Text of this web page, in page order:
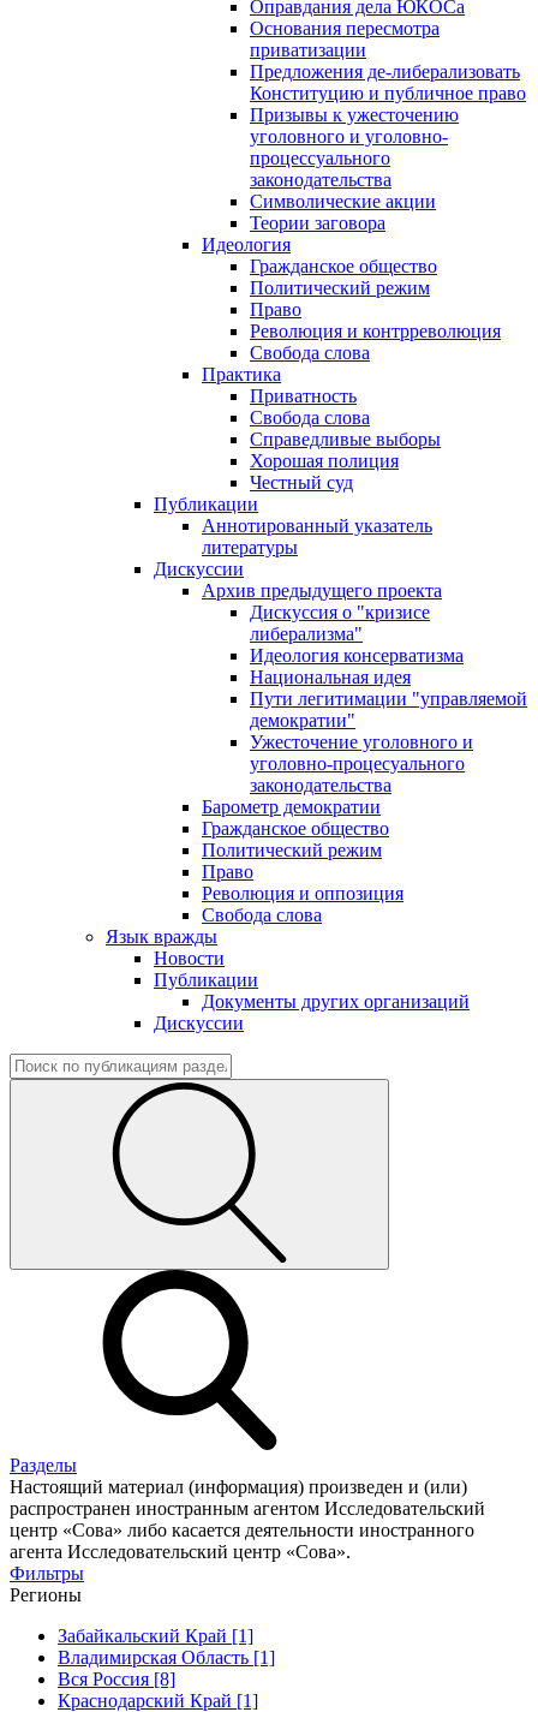
Оправдания дела ЮКОСа
Основания пересмотра
приватизации
Предложения де-либерализовать
Конституцию и публичное право
Призывы к ужесточению
уголовного и уголовно-
процессуального
законодательства
Символические акции
Теории заговора
Идеология
Гражданское общество
Политический режим
Право
Революция и контрреволюция
Свобода слова
Практика
Приватность
Свобода слова
Справедливые выборы
Хорошая полиция
Честный суд
Публикации
Аннотированный указатель
литературы
Дискуссии
Архив предыдущего проекта
Дискуссия о "кризисе
либерализма"
Идеология консерватизма
Национальная идея
Пути легитимации "управляемой
демократии"
Ужесточение уголовного и
уголовно-процесуального
законодательства
Барометр демократии
Гражданское общество
Политический режим
Право
Революция и оппозиция
Свобода слова
Язык вражды
Новости
Публикации
Документы других организаций
Дискуссии
Разделы
Настоящий материал (информация) произведен и (или)
распространен иностранным агентом Исследовательский
центр «Сова» либо касается деятельности иностранного
агента Исследовательский центр «Сова».
Фильтры
Регионы
Забайкальский Край [1]
Владимирская Область [1]
Вся Россия [8]
Краснодарский Край [1]